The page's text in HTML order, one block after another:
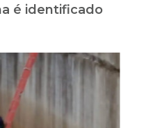
é identificado